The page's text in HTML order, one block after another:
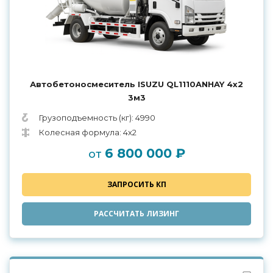
Автобетоносмеситель ISUZU QL1110ANHAY 4х2
3м3
Грузоподъемность (кг): 4990
Колесная формула: 4х2
от 6 800 000 ₽
ЗАПРОСИТЬ КП
РАССЧИТАТЬ ЛИЗИНГ